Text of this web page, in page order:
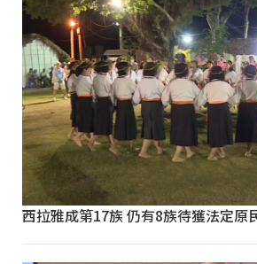
西拉雅成第17族 仍有8族待獲法定原